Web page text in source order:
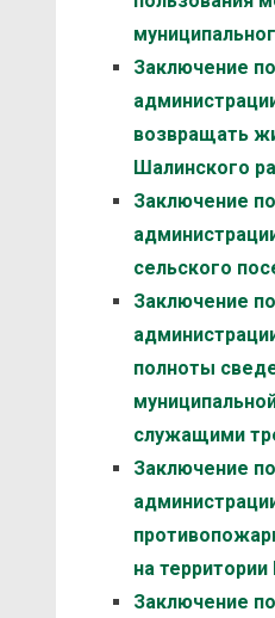
Заключение
возвращать
Шалинского
Заключение
сельского
Заключение
полноты
служащими
Заключение
на
Заключение